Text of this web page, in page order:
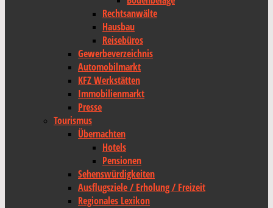
Rechtsanwälte
Hausbau
Reisebüros
Gewerbeverzeichnis
Automobilmarkt
KFZ Werkstätten
Immobilienmarkt
Presse
Tourismus
Übernachten
Hotels
Pensionen
Sehenswürdigkeiten
Ausflugsziele / Erholung / Freizeit
Regionales Lexikon